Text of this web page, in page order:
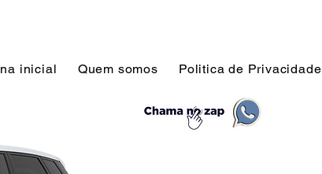
inicial Quem somos Politica de Privacidade